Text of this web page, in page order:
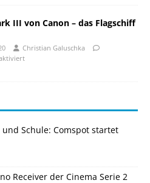
III von Canon – das Flagschiff
Christian Galuschka
Schule: Comspot startet
Receiver der Cinema Serie 2